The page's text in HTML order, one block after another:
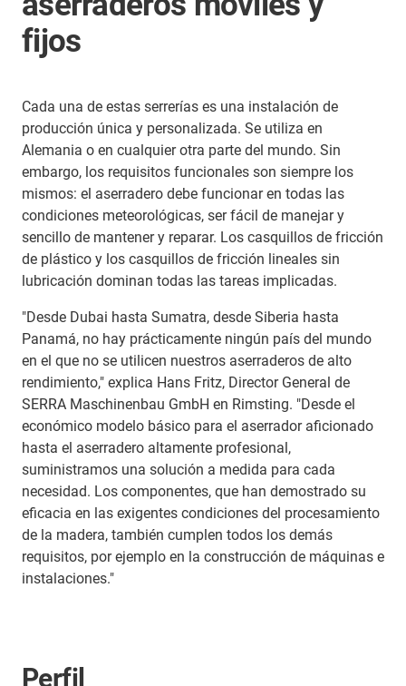
fijos
Cada una de estas serrerías es una instalación de
producción única y personalizada. Se utiliza en
Alemania o en cualquier otra parte del mundo. Sin
embargo, los requisitos funcionales son siempre los
mismos: el aserradero debe funcionar en todas las
condiciones meteorológicas, ser fácil de manejar y
sencillo de mantener y reparar. Los casquillos de fricción
de plástico y los casquillos de fricción lineales sin
lubricación dominan todas las tareas implicadas.
"Desde Dubai hasta Sumatra, desde Siberia hasta
Panamá, no hay prácticamente ningún país del mundo
en el que no se utilicen nuestros aserraderos de alto
rendimiento," explica Hans Fritz, Director General de
SERRA Maschinenbau GmbH en Rimsting. "Desde el
económico modelo básico para el aserrador aficionado
hasta el aserradero altamente profesional,
suministramos una solución a medida para cada
necesidad. Los componentes, que han demostrado su
eficacia en las exigentes condiciones del procesamiento
de la madera, también cumplen todos los demás
requisitos, por ejemplo en la construcción de máquinas e
instalaciones."
Perfil